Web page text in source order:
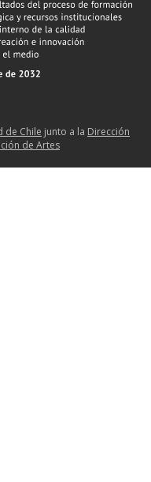
de Chile junto a la Dirección
de Artes